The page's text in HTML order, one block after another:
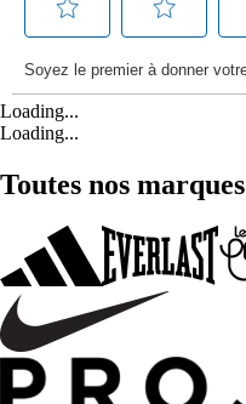
Loading...
Loading...
Toutes nos marques